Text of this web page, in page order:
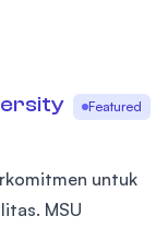
Featured
untuk
MSU